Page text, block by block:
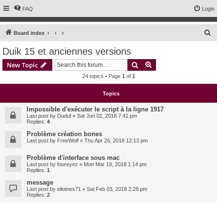
FAQ Login
Board index
Duik 15 et anciennes versions
New Topic Search
24 topics • Page 1 of 1
Topics
Impossible d'exécuter le script à la ligne 1917
Last post by Duduf « Sat Jun 02, 2018 7:41 pm
Replies: 4
Problème création bones
Last post by FreeWolf « Thu Apr 26, 2018 12:13 pm
Problème d'interface sous mac
Last post by foureyez « Mon Mar 19, 2018 1:14 pm
Replies: 1
message
Last post by eliotnes71 « Sat Feb 03, 2018 2:28 pm
Replies: 2